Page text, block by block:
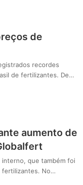
de
recordes
de fertilizantes. De…
aumento de
interno, que também foi
fertilizantes. No…